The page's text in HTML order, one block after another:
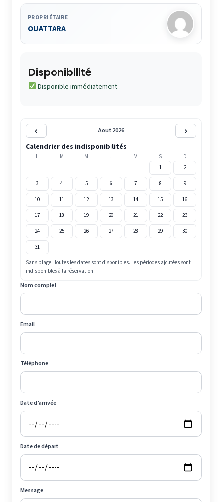
PROPRIÉTAIRE
OUATTARA
Disponibilité
Disponible immédiatement
‹ Aout 2026 ›
Calendrier des indisponibilités
L M M J V S
D
1
2
3 4 5 6 7 8 9
10 11 12 13 14 15 16
17 18 19 20 21 22 23
24 25 26 27 28 29 30
31
Sans plage : toutes les dates sont disponibles. Les périodes ajoutées sont
indisponibles à la réservation.
Nom complet
Email
Téléphone
Date d’arrivée
Date de départ
Message